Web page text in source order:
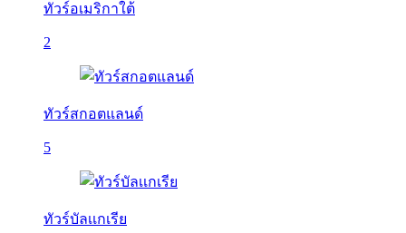
ทัวร์อเมริกาใต้
2
ทัวร์สกอตแลนด์
5
ทัวร์บัลเเกเรีย